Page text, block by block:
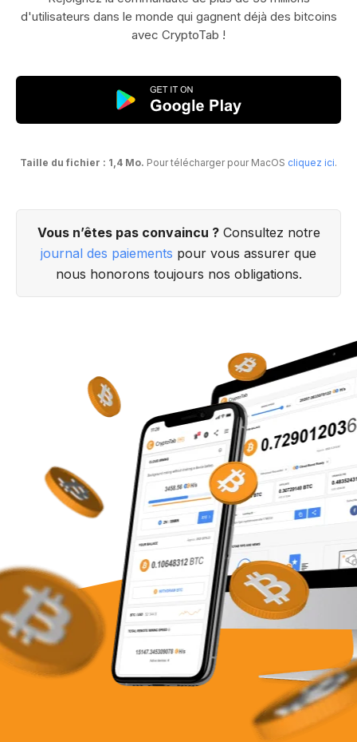
d'utilisateurs dans le monde qui gagnent déjà des bitcoins
avec CryptoTab !
Taille du fichier : 1,4 Mo. Pour télécharger pour MacOS cliquez ici.
Vous n’êtes pas convaincu ?Consultez notre
journal des paiements pour vous assurer que
nous honorons toujours nos obligations.